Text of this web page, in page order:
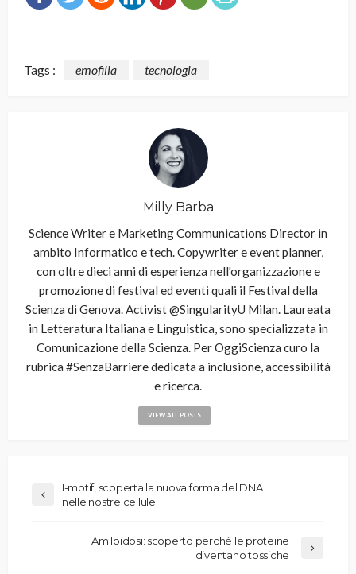
Tags : emofilia tecnologia
Milly Barba
Science Writer e Marketing Communications Director in
ambito Informatico e tech. Copywriter e event planner,
con oltre dieci anni di esperienza nell'organizzazione e
promozione di festival ed eventi quali il Festival della
Scienza di Genova. Activist @SingularityU Milan. Laureata
in Letteratura Italiana e Linguistica, sono specializzata in
Comunicazione della Scienza. Per OggiScienza curo la
rubrica #SenzaBarriere dedicata a inclusione, accessibilità
e ricerca.
VIEW ALL POSTS
I-motif, scoperta la nuova forma del DNA
nelle nostre cellule
Amiloidosi: scoperto perché le proteine
diventano tossiche